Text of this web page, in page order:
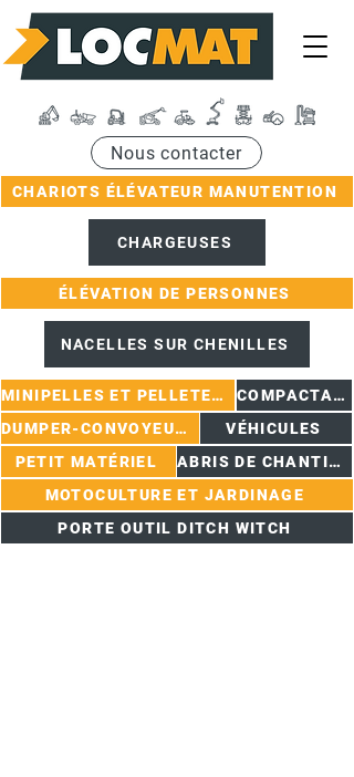
CHARIOTS ÉLÉVATEUR MANUTENTION
ÉLÉVATION DE PERSONNES
MINIPELLES ET PELLETEUSES
COMPACTAGE
DUMPER-CONVOYEURS
VÉHICULES
PETIT MATÉRIEL
ABRIS DE CHANTIER
MOTOCULTURE ET JARDINAGE
PORTE OUTIL DITCH WITCH
Nous contacter
NACELLES SUR CHENILLES
CHARGEUSES